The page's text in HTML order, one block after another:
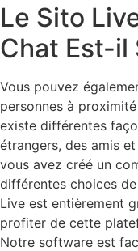
Le Sito
Chat Est-il
Vous pouvez
personnes à
existe différentes
étrangers, des amis
vous avez créé un
différentes choices
Live est entièrement
profiter de cette
Notre software est